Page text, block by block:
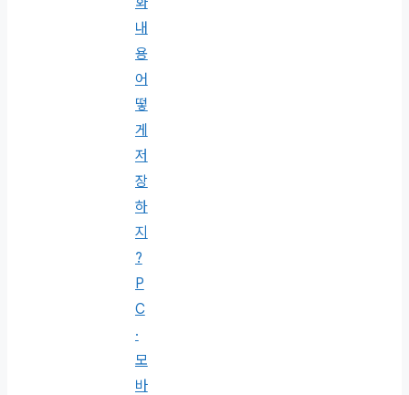
내
용
어
떻
게
저
장
하
지
?
P
C
·
모
바